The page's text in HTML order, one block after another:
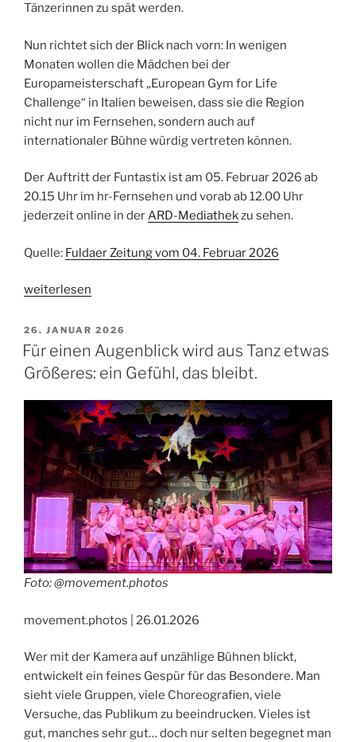
Tänzerinnen zu spät werden.
Nun richtet sich der Blick nach vorn: In wenigen
Monaten wollen die Mädchen bei der
Europameisterschaft „European Gym for Life
Challenge“ in Italien beweisen, dass sie die Region
nicht nur im Fernsehen, sondern auch auf
internationaler Bühne würdig vertreten können.
Der Auftritt der Funtastix ist am 05. Februar 2026 ab
20.15 Uhr im hr-Fernsehen und vorab ab 12.00 Uhr
jederzeit online in derARD-Mediathekzu sehen.
Quelle: Fuldaer Zeitung vom 04. Februar 2026
„Mit
ins
Rampenlicht“
weiterlesen
VERÖFFENTLICHT
AM
26. JANUAR 2026
Für einen Augenblick wird aus Tanz etwas
Größeres: ein Gefühl, das bleibt.
Foto: @movement.photos
movement.photos | 26.01.2026
Wer mit der Kamera auf unzählige Bühnen blickt,
entwickelt ein feines Gespür für das Besondere. Man
sieht viele Gruppen, viele Choreografien, viele
Versuche, das Publikum zu beeindrucken. Vieles ist
gut, manches sehr gut… doch nur selten begegnet man